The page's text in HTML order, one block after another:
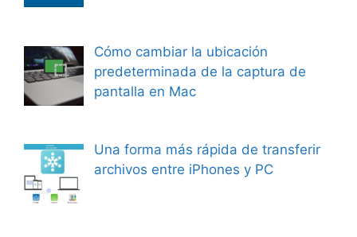
Cómo cambiar la ubicación
predeterminada de la captura de
pantalla en Mac
Una forma más rápida de transferir
archivos entre iPhones y PC